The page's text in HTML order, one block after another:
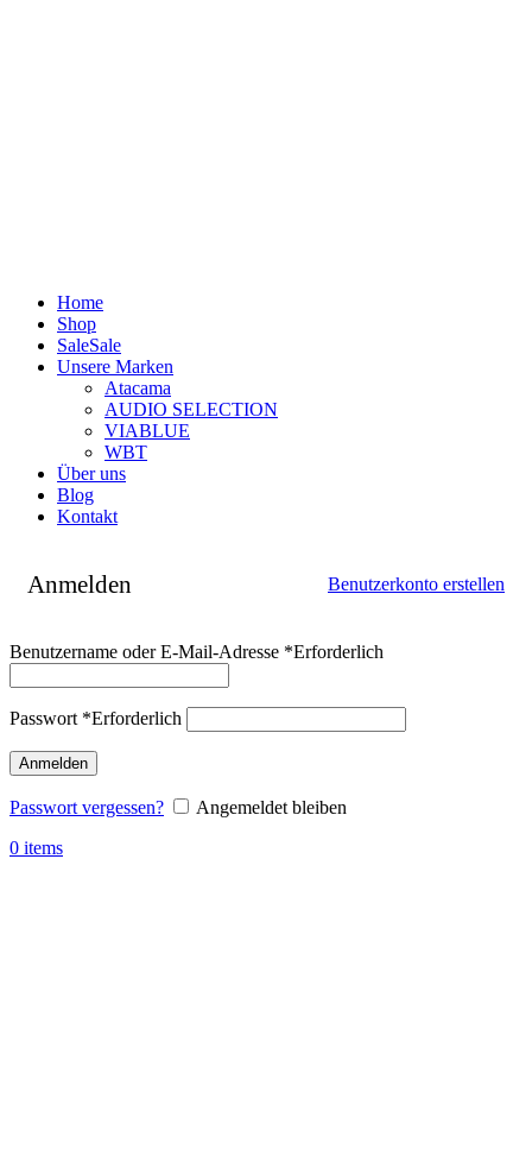
Home
Shop
SaleSale
Unsere Marken
Atacama
AUDIO SELECTION
VIABLUE
WBT
Über uns
Blog
Kontakt
Anmelden Benutzerkonto erstellen
Benutzername oder E-Mail-Adresse *Erforderlich
Passwort *Erforderlich
Anmelden
Passwort vergessen?
Angemeldet bleiben
0 items